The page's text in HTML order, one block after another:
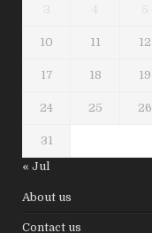
3 4 5
10 11 12
17 18 19
24 25 26
31
« Jul
About us
Contact us